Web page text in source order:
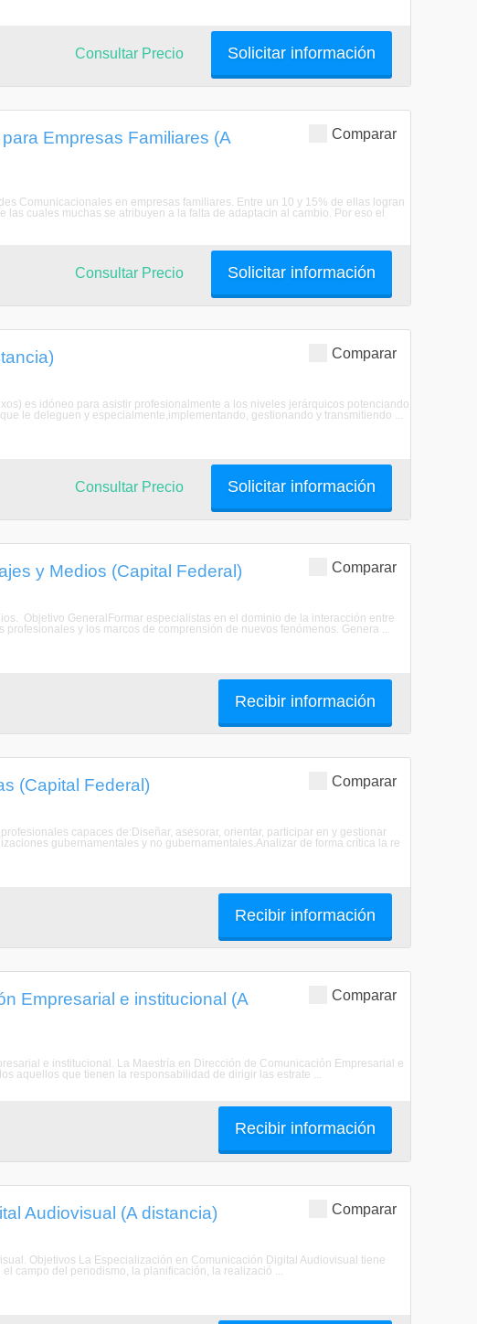
Solicitar información
Consultar Precio
Comparar
Empresas Familiares (A
Comunicacionales en empresas familiares. Entre un 10 y 15% de ellas logran
cuales muchas se atribuyen a la falta de adaptacin al cambio. Por eso el
Solicitar información
Consultar Precio
Comparar
es idóneo para asistir profesionalmente a los niveles jerárquicos potenciando
le deleguen y especialmente,implementando, gestionando y transmitiendo ...
Solicitar información
Consultar Precio
Comparar
y Medios (Capital Federal)
Objetivo GeneralFormar especialistas en el dominio de la interacción entre
y los marcos de comprensión de nuevos fenómenos. Genera ...
Recibir información
Comparar
(Capital Federal)
capaces de:Diseñar, asesorar, orientar, participar en y gestionar
gubernamentales y no gubernamentales.Analizar de forma crítica la re
Recibir información
Comparar
Empresarial e institucional (A
e institucional. La Maestría en Dirección de Comunicación Empresarial e
aquellos que tienen la responsabilidad de dirigir las estrate ...
Recibir información
Comparar
Audiovisual (A distancia)
Objetivos La Especialización en Comunicación Digital Audiovisual tiene
campo del periodismo, la planificación, la realizació ...